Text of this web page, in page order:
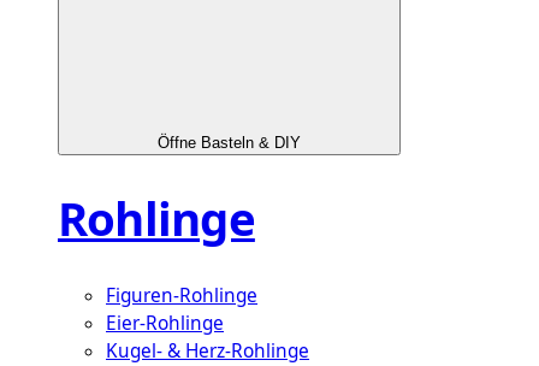
Öffne Basteln & DIY
Rohlinge
Figuren-Rohlinge
Eier-Rohlinge
Kugel- & Herz-Rohlinge